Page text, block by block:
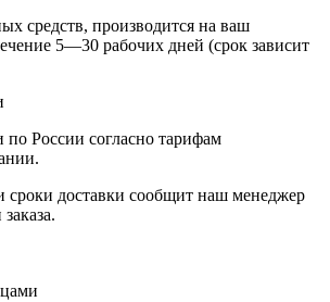
средств, производится на ваш
5—30 рабочих дней (срок зависит
по России согласно тарифам
сроки доставки сообщит наш менеджер